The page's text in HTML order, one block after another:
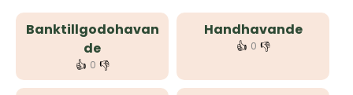
Banktillgodohavan
de
👍 0 👎
Handhavande
👍 0 👎